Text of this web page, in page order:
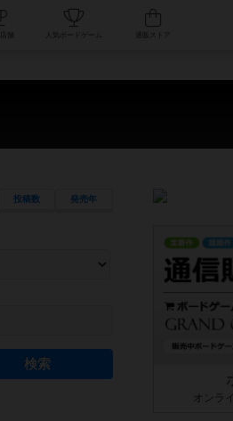
人気ボードゲーム
投稿数 発売年
ことができます。マニュアルを読む時間や参加
ムを理解できるよう、中世ファンタジー・クッ
ムです。主にボードゲームに慣れている方向け
オンラ